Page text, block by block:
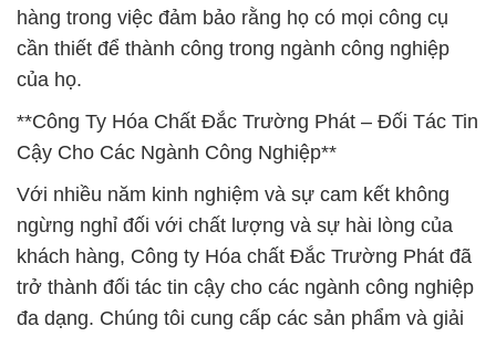
hàng trong việc đảm bảo rằng họ có mọi công cụ
cần thiết để thành công trong ngành công nghiệp
của họ.
**Công Ty Hóa Chất Đắc Trường Phát – Đối Tác Tin
Cậy Cho Các Ngành Công Nghiệp**
Với nhiều năm kinh nghiệm và sự cam kết không
ngừng nghỉ đối với chất lượng và sự hài lòng của
khách hàng, Công ty Hóa chất Đắc Trường Phát đã
trở thành đối tác tin cậy cho các ngành công nghiệp
đa dạng. Chúng tôi cung cấp các sản phẩm và giải